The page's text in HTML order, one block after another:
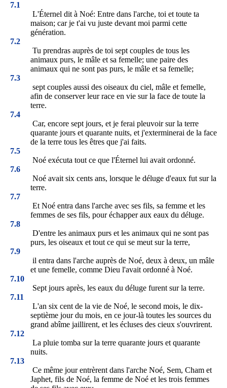
7.1
L'Éternel dit à Noé: Entre dans l'arche, toi et toute ta
maison; car je t'ai vu juste devant moi parmi cette
génération.
7.2
Tu prendras auprès de toi sept couples de tous les
animaux purs, le mâle et sa femelle; une paire des
animaux qui ne sont pas purs, le mâle et sa femelle;
7.3
sept couples aussi des oiseaux du ciel, mâle et femelle,
afin de conserver leur race en vie sur la face de toute la
terre.
7.4
Car, encore sept jours, et je ferai pleuvoir sur la terre
quarante jours et quarante nuits, et j'exterminerai de la face
de la terre tous les êtres que j'ai faits.
7.5
Noé exécuta tout ce que l'Éternel lui avait ordonné.
7.6
Noé avait six cents ans, lorsque le déluge d'eaux fut sur la
terre.
7.7
Et Noé entra dans l'arche avec ses fils, sa femme et les
femmes de ses fils, pour échapper aux eaux du déluge.
7.8
D'entre les animaux purs et les animaux qui ne sont pas
purs, les oiseaux et tout ce qui se meut sur la terre,
7.9
il entra dans l'arche auprès de Noé, deux à deux, un mâle
et une femelle, comme Dieu l'avait ordonné à Noé.
7.10
Sept jours après, les eaux du déluge furent sur la terre.
7.11
L'an six cent de la vie de Noé, le second mois, le dix-
septième jour du mois, en ce jour-là toutes les sources du
grand abîme jaillirent, et les écluses des cieux s'ouvrirent.
7.12
La pluie tomba sur la terre quarante jours et quarante
nuits.
7.13
Ce même jour entrèrent dans l'arche Noé, Sem, Cham et
Japhet, fils de Noé, la femme de Noé et les trois femmes